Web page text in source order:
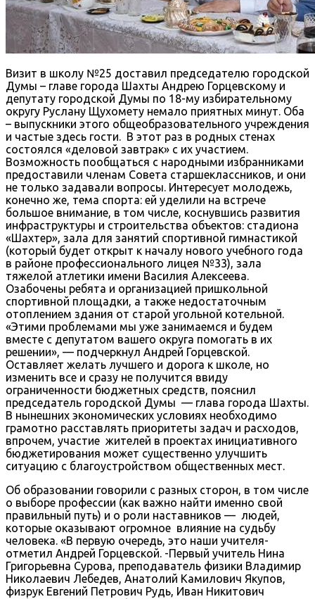
Визит в школу №25 доставил председателю городской
Думы – главе города Шахты Андрею Горцевскому и
депутату городской Думы по 18-му избирательному
округу Руслану Щухомету немало приятных минут. Оба
– выпускники этого общеобразовательного учреждения
и частые здесь гости. В этот раз в родных стенах
состоялся «деловой завтрак» с их участием.
Возможность пообщаться с народными избранниками
предоставили членам Совета старшеклассников, и они
не только задавали вопросы. Интересует молодежь,
конечно же, тема спорта: ей уделили на встрече
большое внимание, в том числе, коснувшись развития
инфраструктуры и строительства объектов: стадиона
«Шахтер», зала для занятий спортивной гимнастикой
(который будет открыт к началу нового учебного года
в районе профессионального лицея №33), зала
тяжелой атлетики имени Василия Алексеева.
Озабочены ребята и организацией пришкольной
спортивной площадки, а также недостаточным
отоплением здания от старой угольной котельной.
«Этими проблемами мы уже занимаемся и будем
вместе с депутатом вашего округа помогать в их
решении», — подчеркнул Андрей Горцевской.
Оставляет желать лучшего и дорога к школе, но
изменить все и сразу не получится ввиду
ограниченности бюджетных средств, пояснил
председатель городской Думы — глава города Шахты.
В нынешних экономических условиях необходимо
грамотно расставлять приоритеты задач и расходов,
впрочем, участие жителей в проектах инициативного
бюджетирования может существенно улучшить
ситуацию с благоустройством общественных мест.
Об образовании говорили с разных сторон, в том числе
о выборе профессии (как важно найти именно свой
правильный путь) и о роли наставников — людей,
которые оказывают огромное влияние на судьбу
человека. «В первую очередь, это наши учителя-
отметил Андрей Горцевской. -Первый учитель Нина
Григорьевна Сурова, преподаватель физики Владимир
Николаевич Лебедев, Анатолий Камилович Якупов,
физрук Евгений Петрович Рудь, Иван Никитович